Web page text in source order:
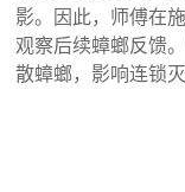
影。因此，师傅在
观察后续蟑螂反馈
散蟑螂，影响连锁灭